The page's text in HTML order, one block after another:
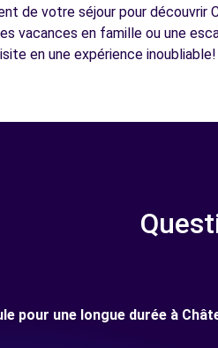
de votre séjour pour découvrir
vacances en famille ou une
en une expérience inoubliable!
pour une longue durée à